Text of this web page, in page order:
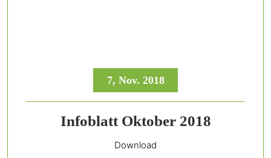
7, Nov. 2018
Infoblatt Oktober 2018
Download